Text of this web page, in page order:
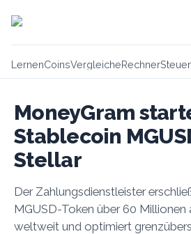
LernenCoinsVergleicheRechner
MoneyGram
Stablecoin
Stellar
Der Zahlungsdienstleister
MGUSD-Token über 60 Millionen
weltweit und optimiert